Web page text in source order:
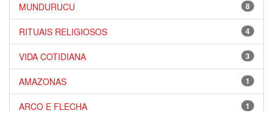
8
MUNDURUCU
4
RITUAIS RELIGIOSOS
3
VIDA COTIDIANA
1
AMAZONAS
1
ARCO E FLECHA